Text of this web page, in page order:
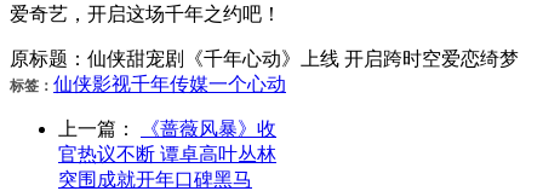
爱奇艺，开启这场千年之约吧！
原标题：仙侠甜宠剧《千年心动》上线 开启跨时空爱恋绮梦
标签： 仙侠影视千年传媒一个心动
上一篇：
《蔷薇风暴》收
官热议不断 谭卓高叶丛林
突围成就开年口碑黑马